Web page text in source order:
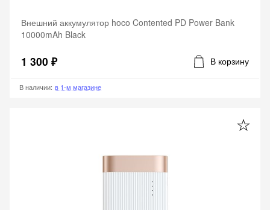
Внешний аккумулятор hoco Contented PD Power Bank
10000mAh Black
1 300 ₽ В корзину
В наличии: в 1-м магазине